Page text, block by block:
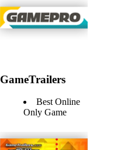
GameTrailers
Best Online
Only Game